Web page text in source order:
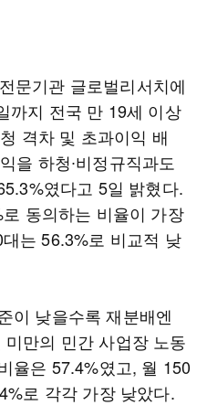
문기관 글로벌리서치에
까지 전국 만 19세 이상
격차 및 초과이익 배
을 하청∙비정규직과도
였다고 5일 밝혔다.
동의하는 비율이 가장
는 56.3%로 비교적 낮
이 낮을수록 재분배엔
만의 민간 사업장 노동
율은 57.4%였고, 월 150
로 각각 가장 낮았다.